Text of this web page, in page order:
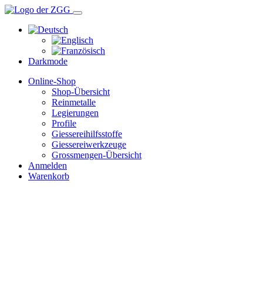
Darkmode
Online-Shop
Shop-Übersicht
Reinmetalle
Legierungen
Profile
Giessereihilfsstoffe
Giessereiwerkzeuge
Grossmengen-Übersicht
Anmelden
Warenkorb